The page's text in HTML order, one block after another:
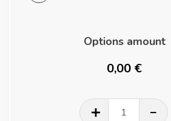
Options amount
0,00 €
quantité